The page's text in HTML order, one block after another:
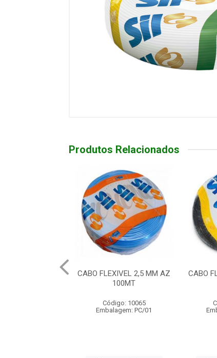
Produtos Relacionados
CABO FLEXIVEL 2,5 MM PT
100MT
Código: 10066
Embalagem: PC/01
CABO